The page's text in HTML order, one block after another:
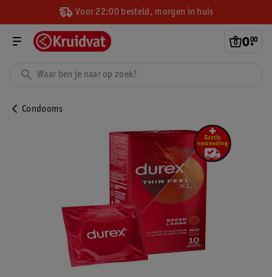
Voor 22:00 besteld, morgen in huis
0.
00
Condooms